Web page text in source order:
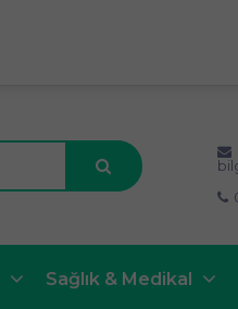
Sağlık & Medikal